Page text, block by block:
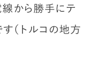
から勝手にテ
（トルコの地方